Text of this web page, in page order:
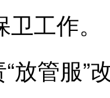
工作。
放管服”